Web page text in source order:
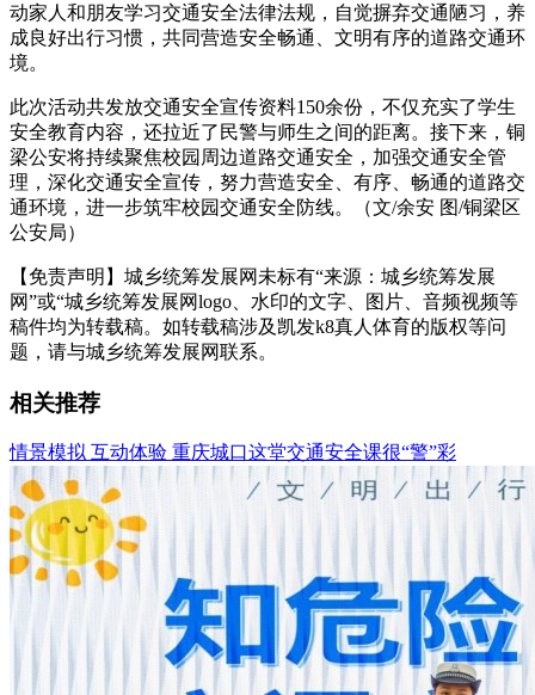
动家人和朋友学习交通安全法律法规，自觉摒弃交通陋习，养
成良好出行习惯，共同营造安全畅通、文明有序的道路交通环
境。
此次活动共发放交通安全宣传资料150余份，不仅充实了学生
安全教育内容，还拉近了民警与师生之间的距离。接下来，铜
梁公安将持续聚焦校园周边道路交通安全，加强交通安全管
理，深化交通安全宣传，努力营造安全、有序、畅通的道路交
通环境，进一步筑牢校园交通安全防线。（文/余安 图/铜梁区
公安局）
【免责声明】城乡统筹发展网未标有“来源：城乡统筹发展
网”或“城乡统筹发展网logo、水印的文字、图片、音频视频等
稿件均为转载稿。如转载稿涉及凯发k8真人体育的版权等问
题，请与城乡统筹发展网联系。
相关推荐
情景模拟 互动体验 重庆城口这堂交通安全课很“警”彩